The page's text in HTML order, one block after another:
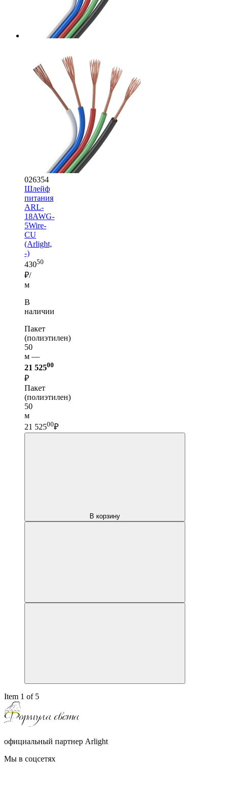
026354
Шлейф
питания
ARL-
18AWG-
5Wire-
CU
(Arlight,
-)
43050
₽/
м
В
наличии
Пакет
(полиэтилен)
50
м —
21 52500
₽
Пакет
(полиэтилен)
50
м
21 52500₽
В корзину
Item 1 of 5
официальный партнер Arlight
Мы в соцсетях